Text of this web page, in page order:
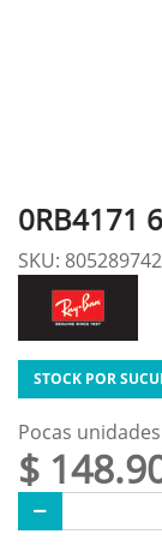
0RB4171
SKU:
STOCK POR
Pocas
$